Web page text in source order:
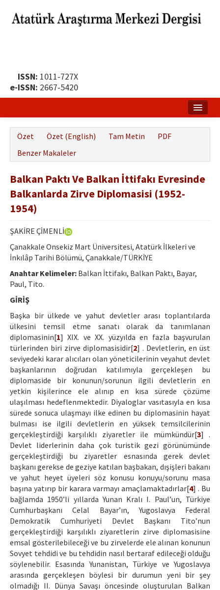
ISSN: 1011-727X
e-ISSN: 2667-5420
Yayın Politikası
Dergi Kurulları
Yayın İlkeleri
Yazar Rehberi
Hakem Rehberi
İletişim
Özet Özet (English) Tam Metin
PDF
Benzer Makaleler
Balkan Paktı Ve Balkan İttifakı Evresinde
Balkanlarda Zirve Diplomasisi (1952-
1954)
ŞAKİRE ÇİMENLİ
Çanakkale Onsekiz Mart Üniversitesi, Atatürk İlkeleri ve
İnkılâp Tarihi Bölümü, Çanakkale/TÜRKİYE
Anahtar Kelimeler: Balkan İttifakı, Balkan Paktı, Bayar,
Paul, Tito.
GİRİŞ
Başka bir ülkede ve yahut devletler arası toplantılarda
ülkesini temsil etme sanatı olarak da tanımlanan
diplomasinin[1] XIX. ve XX. yüzyılda en fazla başvurulan
türlerinden biri zirve diplomasisidir[2] . Devletlerin, en üst
seviyedeki karar alıcıları olan yöneticilerinin veyahut devlet
başkanlarının doğrudan katılımıyla gerçekleşen bu
diplomaside bir konunun/sorunun ilgili devletlerin en
yetkin kişilerince ele alınıp en kısa sürede çözüme
ulaşılması hedeflenmektedir. Diyaloglar vasıtasıyla en kısa
sürede sonuca ulaşmayı ilke edinen bu diplomasinin hayat
bulması ise ilgili devletlerin en yüksek temsilcilerinin
gerçekleştirdiği karşılıklı ziyaretler ile mümkündür[3] .
Devlet liderlerinin daha çok turistik gezi görünümünde
gerçekleştirdiği bu ziyaretler esnasında gerek devlet
başkanı gerekse de geziye katılan başbakan, dışişleri bakanı
ve yahut heyet üyeleri söz konusu konuyu/sorunu masa
başına yatırıp bir karara varmayı amaçlamaktadırlar[4] . Bu
bağlamda 1950’li yıllarda Yunan Kralı I. Paul’un, Türkiye
Cumhurbaşkanı Celal Bayar’ın, Yugoslavya Federal
Demokratik Cumhuriyeti Devlet Başkanı Tito’nun
gerçekleştirdiği karşılıklı ziyaretlerin zirve diplomasisine
emsal gösterilebileceği ve bu zirvelerde ele alınan konunun
Sovyet tehdidi ve bu tehdidin nasıl bertaraf edileceği olduğu
söylenebilir. Esasında Yunanistan, Türkiye ve Yugoslavya
arasında gerçekleşen böylesi bir durumun yeni bir şey
olmadığı II. Dünya Savaşı öncesinde oluşturulan Balkan